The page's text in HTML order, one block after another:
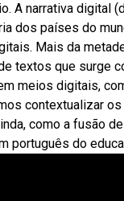
A narrativa digital
dos países do
Mais da
textos que surge
meios digitais,
contextualizar
como a fusão
português do